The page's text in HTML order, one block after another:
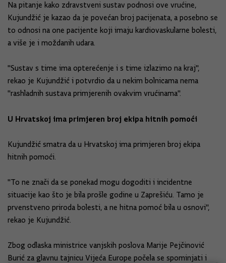
Na pitanje kako zdravstveni sustav podnosi ove vrućine,
Kujundžić je kazao da je povećan broj pacijenata, a posebno se
to odnosi na one pacijente koji imaju kardiovaskularne bolesti,
a više je i moždanih udara.
"Sustav s time ima opterećenje i s time izlazimo na kraj",
rekao je Kujundžić i potvrdio da u nekim bolnicama nema
"rashladnih sustava primjerenih ovakvim vrućinama".
U Hrvatskoj ima primjeren broj ekipa hitnih pomoći
Kujundžić smatra da u Hrvatskoj ima primjeren broj ekipa
hitnih pomoći.
"To ne znači da se ponekad mogu dogoditi i incidentne
situacije kao što je bila prošle godine u Zaprešiću. Tamo je
prvenstveno priroda bolesti, a ne hitna pomoć bila u osnovi",
rekao je Kujundžić.
Zbog odlaska ministrice vanjskih poslova Marije Pejčinović
Burić za glavnu tajnicu Vijeća Europe počela se spominjati i